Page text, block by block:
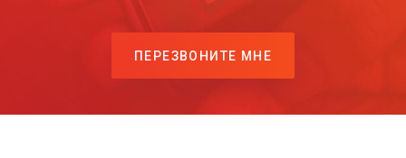
ПЕРЕЗВОНИТЕ МНЕ